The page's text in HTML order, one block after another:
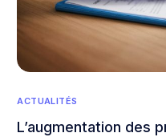
ACTUALITÉS
L’augmentation des